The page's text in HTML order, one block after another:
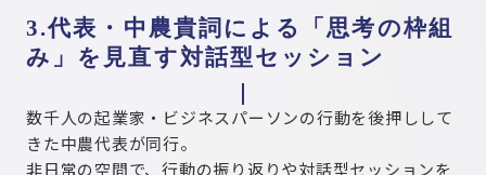
3.代表・中農貴詞による「思考の枠組
み」を見直す対話型セッション
数千人の起業家・ビジネスパーソンの行動を後押しして
きた中農代表が同行。
非日常の空間で、行動の振り返りや対話型セッションを